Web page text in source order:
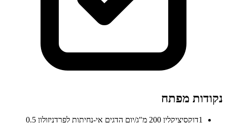
נקודות מפתח
1
דוקסיציקלין 200 מ"ג/יום הדגים אי-נחיתות לפרדניזולון 0.5